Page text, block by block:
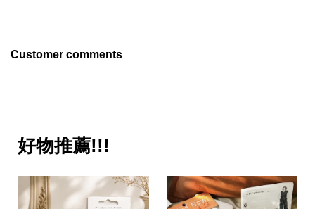
Customer comments
好物推薦!!!